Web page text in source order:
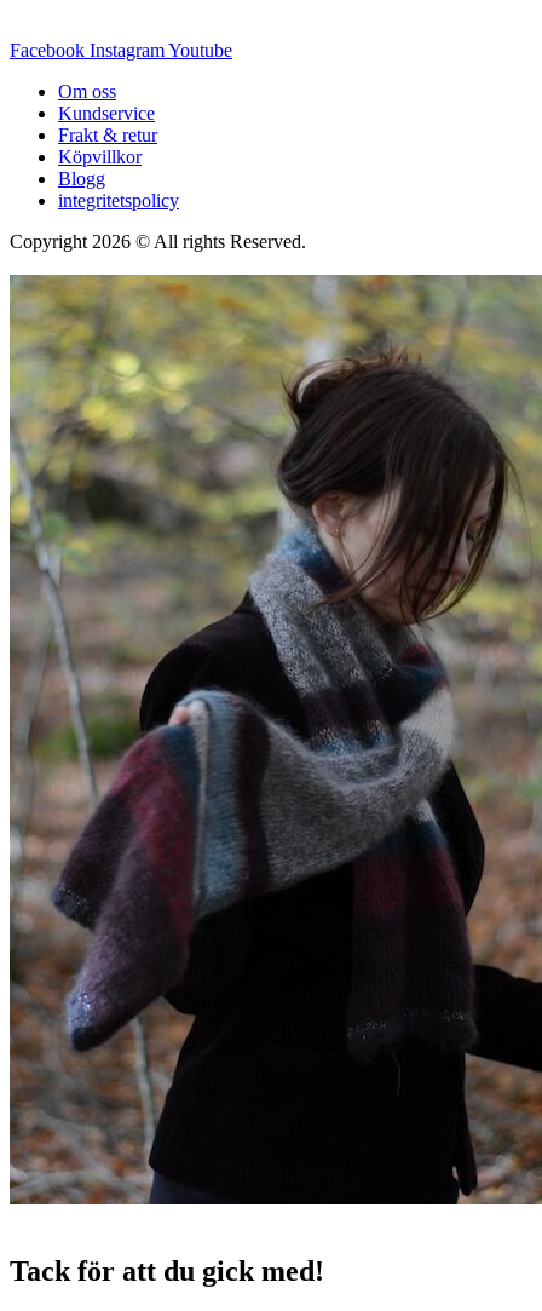
Facebook InstagramYoutube
Om oss
Kundservice
Frakt & retur
Köpvillkor
Blogg
integritetspolicy
Copyright 2026 © All rights Reserved.
Tack för att du gick med!